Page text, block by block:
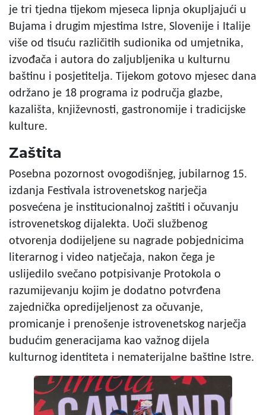
je tri tjedna tijekom mjeseca lipnja okupljajući u
Bujama i drugim mjestima Istre, Slovenije i Italije
više od tisuću različitih sudionika od umjetnika,
izvođača i autora do zaljubljenika u kulturnu
baštinu i posjetitelja. Tijekom gotovo mjesec dana
održano je 18 programa iz područja glazbe,
kazališta, književnosti, gastronomije i tradicijske
kulture.
Zaštita
Posebna pozornost ovogodišnjeg, jubilarnog 15.
izdanja Festivala istrovenetskog narječja
posvećena je institucionalnoj zaštiti i očuvanju
istrovenetskog dijalekta. Uoči službenog
otvorenja dodijeljene su nagrade pobjednicima
literarnog i video natječaja, nakon čega je
uslijedilo svečano potpisivanje Protokola o
razumijevanju kojim je dodatno potvrđena
zajednička opredijeljenost za očuvanje,
promicanje i prenošenje istrovenetskog narječja
budućim generacijama kao važnog dijela
kulturnog identiteta i nematerijalne baštine Istre.